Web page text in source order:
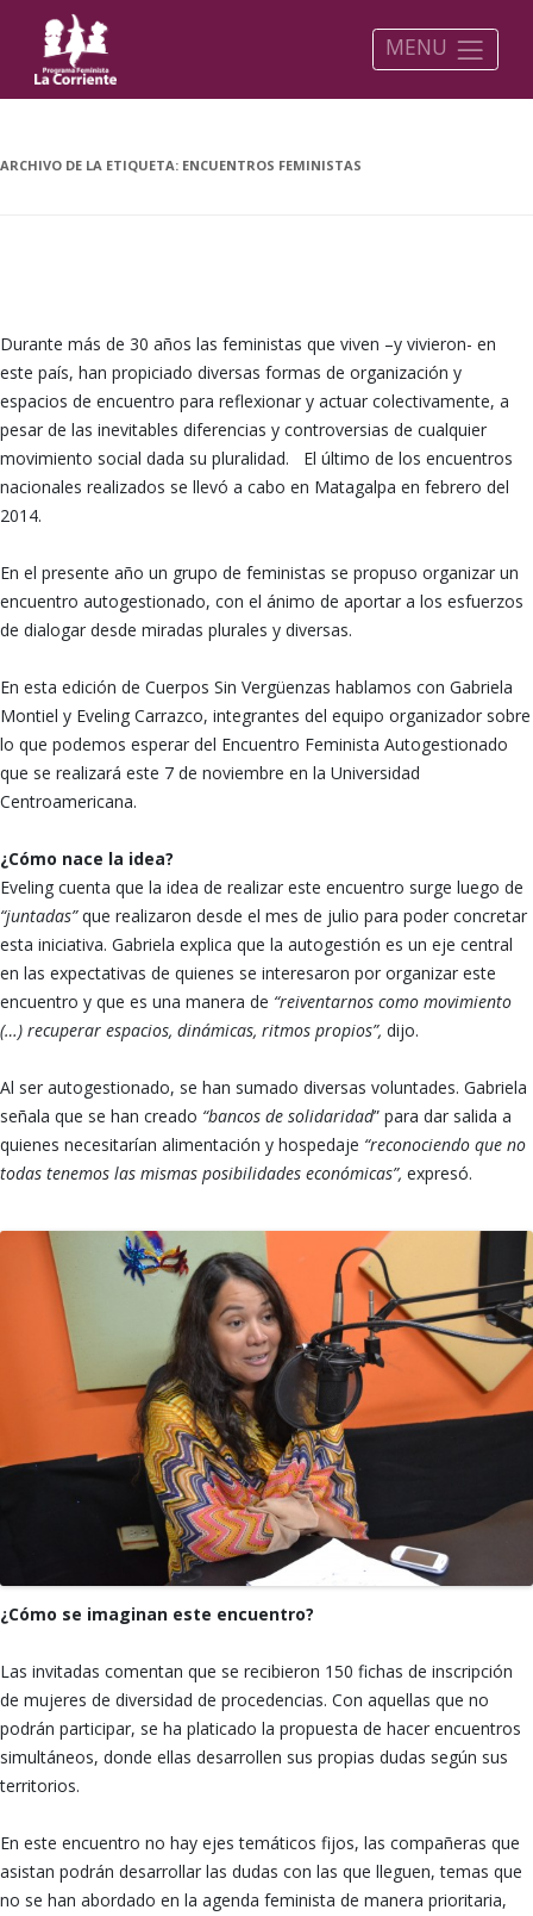
MENU
ARCHIVO DE LA ETIQUETA: ENCUENTROS FEMINISTAS
Durante más de 30 años las feministas que viven –y vivieron- en
este país, han propiciado diversas formas de organización y
espacios de encuentro para reflexionar y actuar colectivamente, a
pesar de las inevitables diferencias y controversias de cualquier
movimiento social dada su pluralidad. El último de los encuentros
nacionales realizados se llevó a cabo en Matagalpa en febrero del
2014.
En el presente año un grupo de feministas se propuso organizar un
encuentro autogestionado, con el ánimo de aportar a los esfuerzos
de dialogar desde miradas plurales y diversas.
En esta edición de Cuerpos Sin Vergüenzas hablamos con Gabriela
Montiel y Eveling Carrazco, integrantes del equipo organizador sobre
lo que podemos esperar del Encuentro Feminista Autogestionado
que se realizará este 7 de noviembre en la Universidad
Centroamericana.
¿Cómo nace la idea?
Eveling cuenta que la idea de realizar este encuentro surge luego de
“juntadas”que realizaron desde el mes de julio para poder concretar
esta iniciativa. Gabriela explica que la autogestión es un eje central
en las expectativas de quienes se interesaron por organizar este
encuentro y que es una manera de “reiventarnos como movimiento
(…) recuperar espacios, dinámicas, ritmos propios”, dijo.
Al ser autogestionado, se han sumado diversas voluntades. Gabriela
señala que se han creado “bancos de solidaridad” para dar salida a
quienes necesitarían alimentación y hospedaje “reconociendo que no
todas tenemos las mismas posibilidades económicas”, expresó.
¿Cómo se imaginan este encuentro?
Las invitadas comentan que se recibieron 150 fichas de inscripción
de mujeres de diversidad de procedencias. Con aquellas que no
podrán participar, se ha platicado la propuesta de hacer encuentros
simultáneos, donde ellas desarrollen sus propias dudas según sus
territorios.
En este encuentro no hay ejes temáticos fijos, las compañeras que
asistan podrán desarrollar las dudas con las que lleguen, temas que
no se han abordado en la agenda feminista de manera prioritaria,